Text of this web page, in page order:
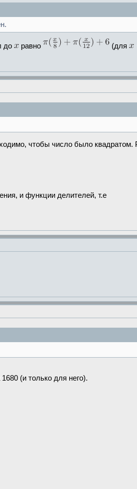
до равно (для
чтобы число было квадратом.
и функции делителей, т.е
(и только для него).